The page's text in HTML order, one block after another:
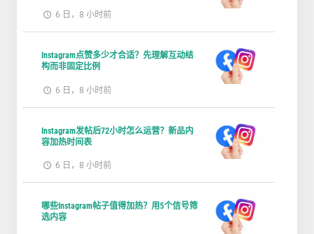
6 日，8 小时前
Instagram点赞多少才合适？先理解互动结
构而非固定比例
6 日，8 小时前
Instagram发帖后72小时怎么运营？新品内
容加热时间表
6 日，8 小时前
哪些Instagram帖子值得加热？用5个信号筛
选内容